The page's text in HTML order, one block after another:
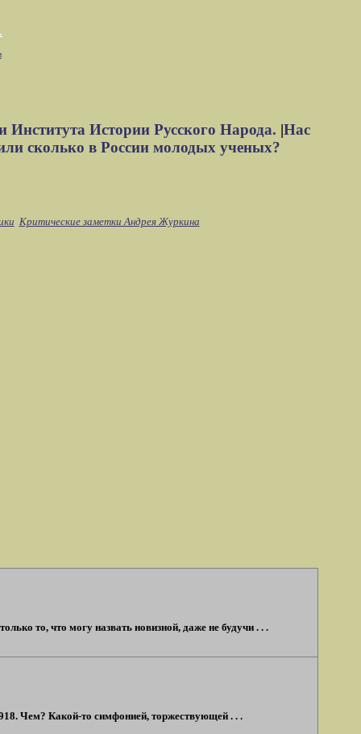
Института Истории Русского Народа. |Нас
сколько в России молодых ученых?
Критические заметки Андрея Журкина
то, что могу назвать новизной, даже не будучи . . .
Чем? Какой-то симфонией, торжествующей . . .